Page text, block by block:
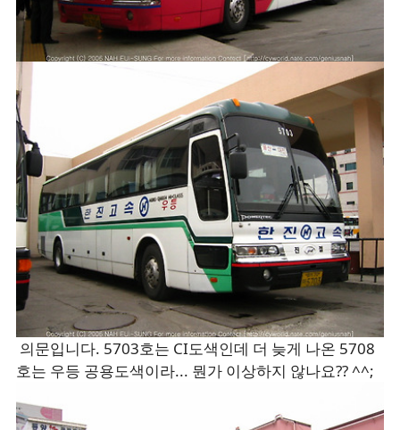
의문입니다. 5703호는 CI도색인데 더 늦게 나온 5708
호는 우등 공용도색이라... 뭔가 이상하지 않나요?? ^^;